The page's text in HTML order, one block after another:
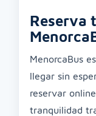
Reserva
MenorcaBus
llegar sin
reservar
tranquilidad